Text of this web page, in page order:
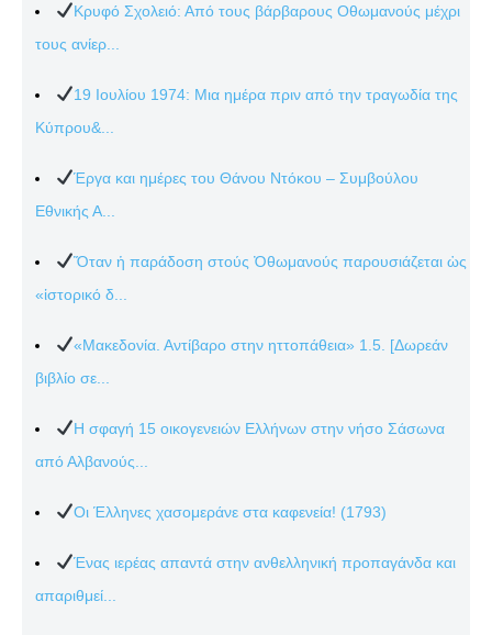
Κρυφό Σχολειό: Από τους βάρβαρους Οθωμανούς μέχρι
τους ανίερ...
19 Ιουλίου 1974: Μια ημέρα πριν από την τραγωδία της
Κύπρου&...
Έργα και ημέρες του Θάνου Ντόκου – Συμβούλου
Εθνικής Α...
Ὅταν ἡ παράδοση στούς Ὀθωμανούς παρουσιάζεται ὡς
«ἱστορικό δ...
«Μακεδονία. Αντίβαρο στην ηττοπάθεια» 1.5. [Δωρεάν
βιβλίο σε...
Η σφαγή 15 οικογενειών Ελλήνων στην νήσο Σάσωνα
από Αλβανούς...
Οι Έλληνες χασομεράνε στα καφενεία! (1793)
Ένας ιερέας απαντά στην ανθελληνική προπαγάνδα και
απαριθμεί...